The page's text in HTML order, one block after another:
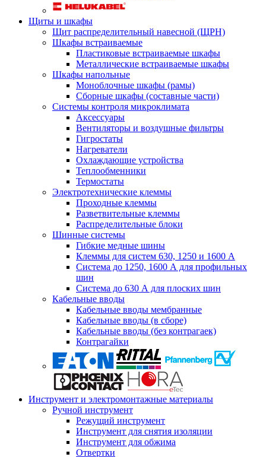
Щиты и шкафы
Щит распределительный навесной (ЩРН)
Шкафы встраиваемые
Пластиковые встраиваемые шкафы
Металлические встраиваемые шкафы
Шкафы напольные
Моноблочные шкафы (рамы)
Сборные шкафы (составные части)
Системы контроля микроклимата
Аксессуары
Вентиляторы и воздушные фильтры
Гигростаты
Нагреватели
Охлаждающие устройства
Теплообменники
Термостаты
Электротехнические клеммы
Проходные клеммы
Разветвительные клеммы
Распределительные блоки
Шинные системы
Гибкие медные шины
Клеммы для систем 630, 1250 и 1600 А
Система до 1250, 1600 А для профильных
шин
Система до 630 А для плоских шин
Кабельные вводы
Кабельные вводы мембранные
Кабельные вводы (в сборе)
Кабельные вводы (без контрагаек)
Контрагайки
Инструмент и электромонтажные материалы
Ручной инструмент
Режущий инструмент
Инструмент для снятия изоляции
Инструмент для обжима
Отвертки